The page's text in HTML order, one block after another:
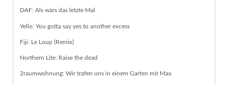
DAF: Als wärs das letzte Mal
Yello: You gotta say yes to another excess
Fiji: Le Loup (Remix)
Northern Lite: Raise the dead
2raumwohnung: Wir trafen uns in einem Garten mit Max